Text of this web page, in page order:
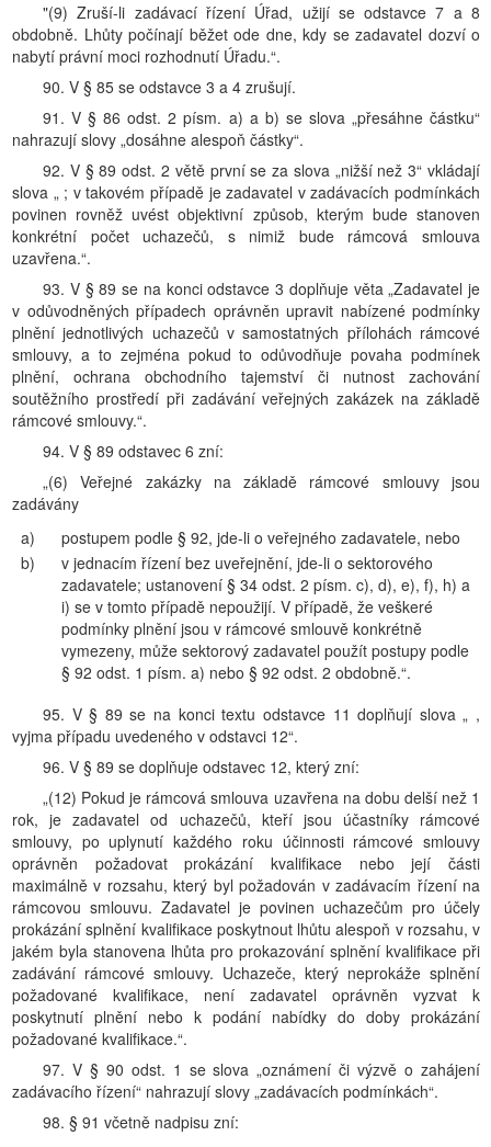
"(9) Zruší-li zadávací řízení Úřad, užijí se odstavce 7 a 8
obdobně. Lhůty počínají běžet ode dne, kdy se zadavatel dozví o
nabytí právní moci rozhodnutí Úřadu.“.
90. V § 85 se odstavce 3 a 4 zrušují.
91. V § 86 odst. 2 písm. a) a b) se slova „přesáhne částku“
nahrazují slovy „dosáhne alespoň částky“.
92. V § 89 odst. 2 větě první se za slova „nižší než 3“ vkládají
slova „ ; v takovém případě je zadavatel v zadávacích podmínkách
povinen rovněž uvést objektivní způsob, kterým bude stanoven
konkrétní počet uchazečů, s nimiž bude rámcová smlouva
uzavřena.“.
93. V § 89 se na konci odstavce 3 doplňuje věta „Zadavatel je
v odůvodněných případech oprávněn upravit nabízené podmínky
plnění jednotlivých uchazečů v samostatných přílohách rámcové
smlouvy, a to zejména pokud to odůvodňuje povaha podmínek
plnění, ochrana obchodního tajemství či nutnost zachování
soutěžního prostředí při zadávání veřejných zakázek na základě
rámcové smlouvy.“.
94. V § 89 odstavec 6 zní:
„(6) Veřejné zakázky na základě rámcové smlouvy jsou
zadávány
a)
postupem podle § 92, jde-li o veřejného zadavatele, nebo
b)
v jednacím řízení bez uveřejnění, jde-li o sektorového
zadavatele; ustanovení § 34 odst. 2 písm. c), d), e), f), h) a
i) se v tomto případě nepoužijí. V případě, že veškeré
podmínky plnění jsou v rámcové smlouvě konkrétně
vymezeny, může sektorový zadavatel použít postupy podle
§ 92 odst. 1 písm. a) nebo § 92 odst. 2 obdobně.“.
95. V § 89 se na konci textu odstavce 11 doplňují slova „ ,
vyjma případu uvedeného v odstavci 12“.
96. V § 89 se doplňuje odstavec 12, který zní:
„(12) Pokud je rámcová smlouva uzavřena na dobu delší než 1
rok, je zadavatel od uchazečů, kteří jsou účastníky rámcové
smlouvy, po uplynutí každého roku účinnosti rámcové smlouvy
oprávněn požadovat prokázání kvalifikace nebo její části
maximálně v rozsahu, který byl požadován v zadávacím řízení na
rámcovou smlouvu. Zadavatel je povinen uchazečům pro účely
prokázání splnění kvalifikace poskytnout lhůtu alespoň v rozsahu, v
jakém byla stanovena lhůta pro prokazování splnění kvalifikace při
zadávání rámcové smlouvy. Uchazeče, který neprokáže splnění
požadované kvalifikace, není zadavatel oprávněn vyzvat k
poskytnutí plnění nebo k podání nabídky do doby prokázání
požadované kvalifikace.“.
97. V § 90 odst. 1 se slova „oznámení či výzvě o zahájení
zadávacího řízení“ nahrazují slovy „zadávacích podmínkách“.
98. § 91 včetně nadpisu zní: